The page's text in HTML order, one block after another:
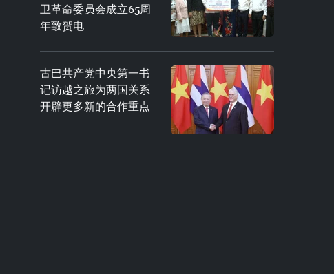
卫革命委员会成立65周
年致贺电
古巴共产党中央第一书
记访越之旅为两国关系
开辟更多新的合作重点